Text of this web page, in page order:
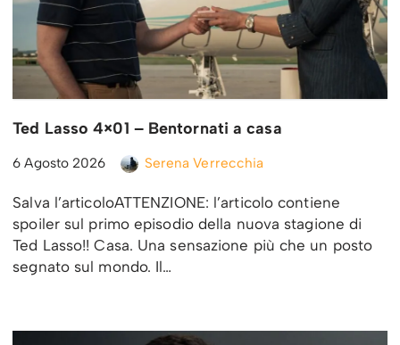
Ted Lasso 4×01 – Bentornati a casa
6 Agosto 2026 Serena Verrecchia
Salva l’articoloATTENZIONE: l’articolo contiene
spoiler sul primo episodio della nuova stagione di
Ted Lasso!! Casa. Una sensazione più che un posto
segnato sul mondo. Il…